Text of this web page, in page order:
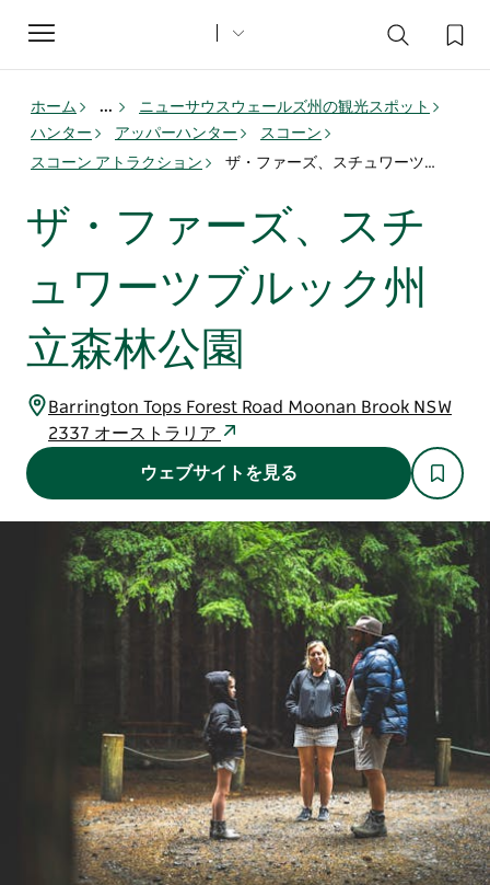
Toggle
navigation
ホーム ...
ニューサウスウェールズ州の観光スポット
ハンター
アッパーハンター
スコーン
スコーン アトラクション
ザ・ファーズ、スチュワーツブルック州立森林公園
ザ・ファーズ、スチ
ュワーツブルック州
立森林公園
Barrington Tops Forest Road Moonan Brook NSW
2337 オーストラリア
ウェブサイトを見る